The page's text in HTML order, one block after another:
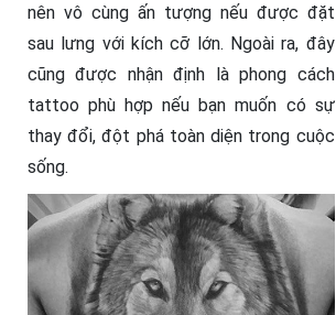
nên vô cùng ấn tượng nếu được đặt
sau lưng với kích cỡ lớn. Ngoài ra, đây
cũng được nhận định là phong cách
tattoo phù hợp nếu bạn muốn có sự
thay đổi, đột phá toàn diện trong cuộc
sống.